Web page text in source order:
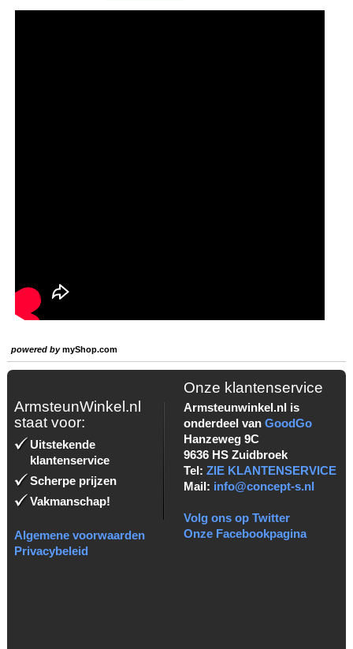
powered bymyShop.com
ArmsteunWinkel.nl
staat voor:
Uitstekende
klantenservice
Scherpe prijzen
Vakmanschap!
Algemene voorwaarden
Privacybeleid
Onze klantenservice
Armsteunwinkel.nl is
onderdeel van GoodGo
Hanzeweg 9C
9636 HS Zuidbroek
Tel: ZIE KLANTENSERVICE
Mail: info@concept-s.nl
Volg ons op Twitter
Onze Facebookpagina